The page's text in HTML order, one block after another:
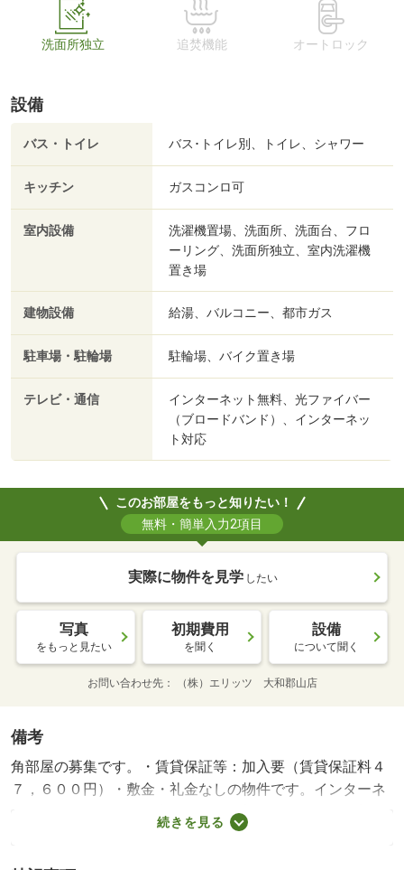
洗面所独立 追焚機能 オートロック
設備
バス・トイレ バス･トイレ別、トイレ、シャワー
キッチン ガスコンロ可
室内設備
洗濯機置場、洗面所、洗面台、フロ
ーリング、洗面所独立、室内洗濯機
置き場
建物設備 給湯、バルコニー、都市ガス
駐車場・駐輪場 駐輪場、バイク置き場
テレビ・通信
インターネット無料、光ファイバー
（ブロードバンド）、インターネッ
ト対応
このお部屋をもっと知りたい！
無料・簡単入力2項目
実際に物件を見学 したい
写真
をもっと見たい
初期費用
を聞く
設備
について聞く
お問い合わせ先 （株）エリッツ 大和郡山店
備考
角部屋の募集です。・賃貸保証等：加入要（賃貸保証料４
７，６００円）・敷金・礼金なしの物件です。インターネ
ットを無料で利用する事ができ、お部屋はおもな開口部が
南方向に向いております。周辺にはセブンイレブン 橿原
続きを見る